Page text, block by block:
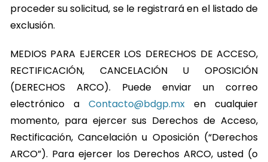
proceder su solicitud, se le registrará en el listado de
exclusión.
MEDIOS PARA EJERCER LOS DERECHOS DE ACCESO,
RECTIFICACIÓN, CANCELACIÓN U OPOSICIÓN
(DERECHOS ARCO). Puede enviar un correo
electrónico a Contacto@bdgp.mx en cualquier
momento, para ejercer sus Derechos de Acceso,
Rectificación, Cancelación u Oposición (“Derechos
ARCO”). Para ejercer los Derechos ARCO, usted (o